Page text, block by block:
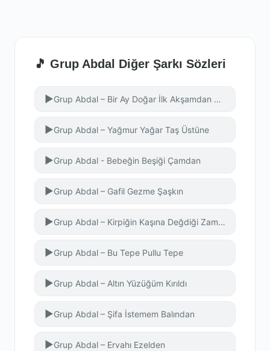
🎵 Grup Abdal Diğer Şarkı Sözleri
▶ Grup Abdal – Bir Ay Doğar İlk Akşamdan Geceden
▶Grup Abdal – Yağmur Yağar Taş Üstüne
▶Grup Abdal - Bebeğin Beşiği Çamdan
▶Grup Abdal – Gafil Gezme Şaşkın
▶ Grup Abdal – Kirpiğin Kaşına Değdiği Zaman
▶Grup Abdal – Bu Tepe Pullu Tepe
▶Grup Abdal – Altın Yüzüğüm Kırıldı
▶Grup Abdal – Şifa İstemem Balından
▶Grup Abdal – Ervahı Ezelden